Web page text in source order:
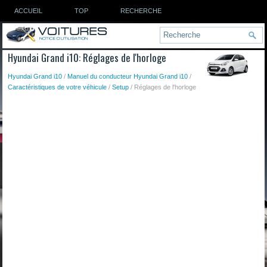
ACCUEIL TOP RECHERCHE
Hyundai Grand i10: Réglages de l'horloge
Hyundai Grand i10 /Manuel du conducteur Hyundai Grand i10 /
Caractéristiques de votre véhicule /Setup / Réglages de l'horloge